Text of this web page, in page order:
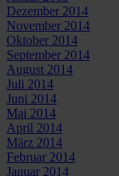
Dezember 2014
November 2014
Oktober 2014
September 2014
August 2014
Juli 2014
Juni 2014
Mai 2014
April 2014
März 2014
Februar 2014
Januar 2014